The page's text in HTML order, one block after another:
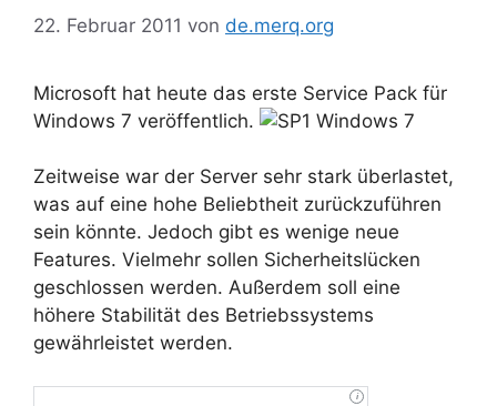
22. Februar 2011 von de.merq.org
Microsoft hat heute das erste Service Pack für
Windows 7 veröffentlich.
Zeitweise war der Server sehr stark überlastet,
was auf eine hohe Beliebtheit zurückzuführen
sein könnte. Jedoch gibt es wenige neue
Features. Vielmehr sollen Sicherheitslücken
geschlossen werden. Außerdem soll eine
höhere Stabilität des Betriebssystems
gewährleistet werden.